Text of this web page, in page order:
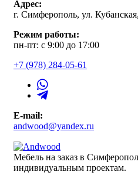
Адрес:
г. Симферополь, ул.
Режим работы:
пн-пт: с 9:00 до 17:00
+7 (978) 284-05-61
E-mail:
andwood@yandex.ru
Мебель на заказ в
индивидуальным проектам.